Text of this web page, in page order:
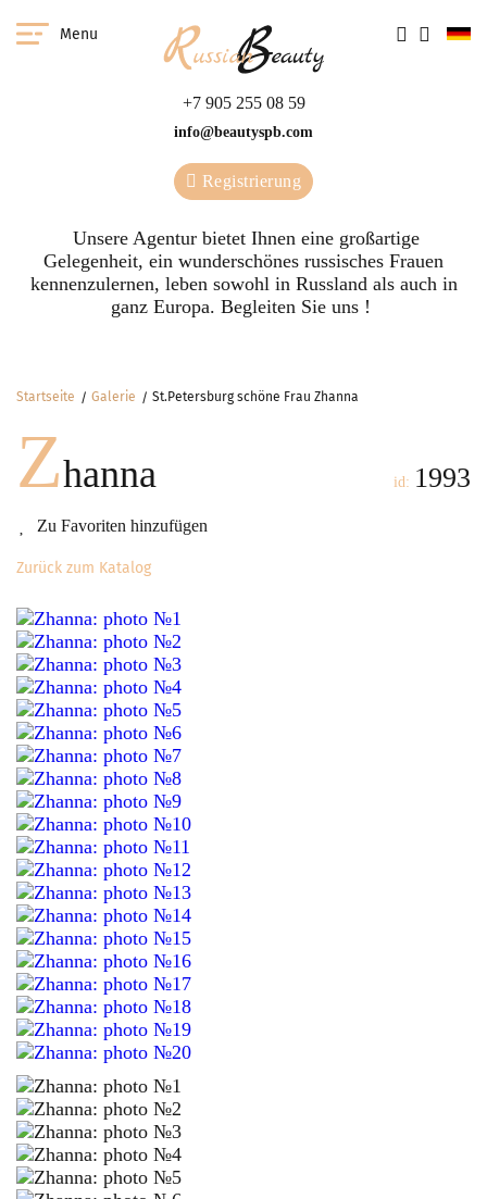
Menu
+7 905 255 08 59
info@beautyspb.com
Registrierung
Unsere Agentur bietet Ihnen eine großartige
Gelegenheit, ein wunderschönes russisches Frauen
kennenzulernen, leben sowohl in Russland als auch in
ganz Europa. Begleiten Sie uns !
Startseite Galerie St.Petersburg schöne Frau Zhanna
Zhanna
Zu Favoriten hinzufügen
id: 1993
Zurück zum Katalog